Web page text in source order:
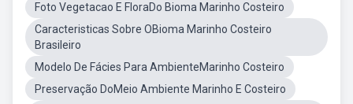
Foto Vegetacao E FloraDo Bioma Marinho Costeiro
Caracteristicas Sobre OBioma Marinho Costeiro
Brasileiro
Modelo De Fácies Para AmbienteMarinho Costeiro
Preservação DoMeio Ambiente Marinho E Costeiro